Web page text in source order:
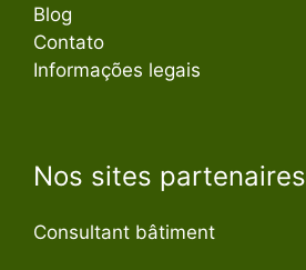
Blog
Contato
Informações legais
Nos sites partenaires
Consultant bâtiment